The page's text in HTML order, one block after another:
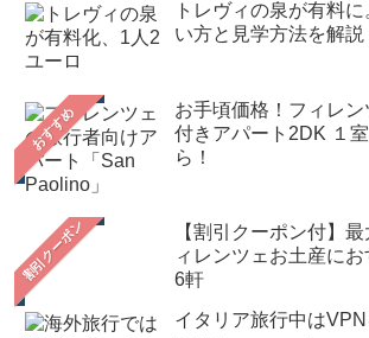
トレヴィの泉が有料
い方と見学方法を解説
おすすめ
お手頃価格！フィレ
付きアパート2DK １
ら！
【割引クーポン付】
ィレンツェお土産に
6軒
イタリア旅行中は